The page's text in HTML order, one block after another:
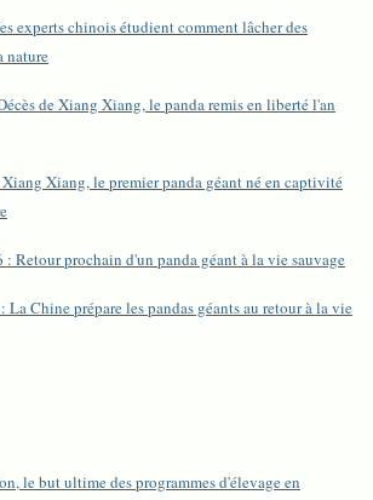
experts chinois étudient comment lâcher des
nature
de Xiang Xiang, le panda remis en liberté l'an
Xiang, le premier panda géant né en captivité
: Retour prochain d'un panda géant à la vie sauvage
Chine prépare les pandas géants au retour à la vie
le but ultime des programmes d'élevage en